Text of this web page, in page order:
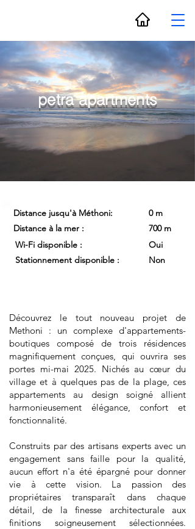
petra apartments
Stationnement disponible : Non
Wi-Fi disponible : Oui
Distance à la mer : 700 m
Distance jusqu'à Méthoni: 0 m
Découvrez le tout nouveau projet de
Methoni : un complexe d'appartements-
boutiques composé de trois résidences
magnifiquement conçues, qui ouvrira ses
portes mi-mai 2025. Nichés au cœur du
village et à quelques pas de la plage, ces
appartements au design soigné allient
harmonieusement élégance, confort et
fonctionnalité.
Construits par des artisans experts avec un
engagement sans faille pour la qualité,
aucun effort n'a été épargné pour donner
vie à cette vision. La passion des
propriétaires transparaît dans chaque
détail, de la finesse architecturale aux
finitions soigneusement sélectionnées.